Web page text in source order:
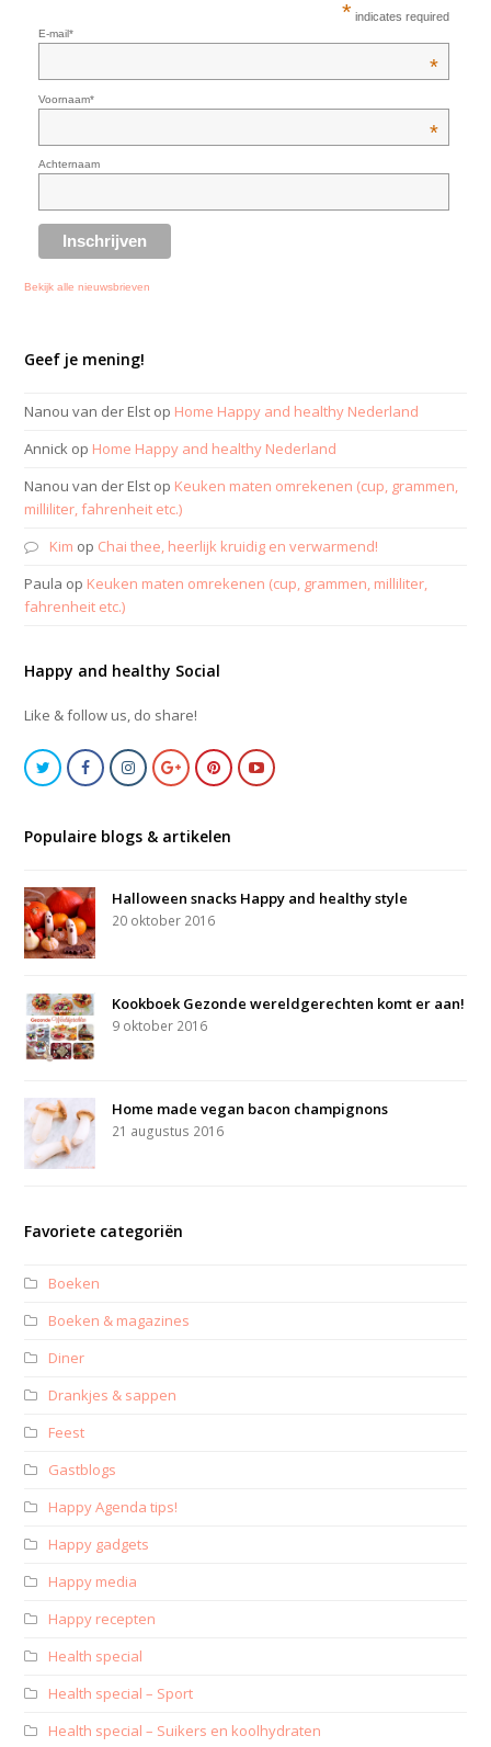
* indicates required
E-mail*
*
Voornaam*
*
Achternaam
Bekijk alle nieuwsbrieven
Geef je mening!
Nanou van der Elst op Home Happy and healthy Nederland
Annick op Home Happy and healthy Nederland
Nanou van der Elst op Keuken maten omrekenen (cup, grammen,
milliliter, fahrenheit etc.)
Kim op Chai thee, heerlijk kruidig en verwarmend!
Paula op Keuken maten omrekenen (cup, grammen, milliliter,
fahrenheit etc.)
Happy and healthy Social
Like & follow us, do share!
Populaire blogs & artikelen
Halloween snacks Happy and healthy style
20 oktober 2016
Kookboek Gezonde wereldgerechten komt er aan!
9 oktober 2016
Home made vegan bacon champignons
21 augustus 2016
Favoriete categoriën
Boeken
Boeken & magazines
Diner
Drankjes & sappen
Feest
Gastblogs
Happy Agenda tips!
Happy gadgets
Happy media
Happy recepten
Health special
Health special – Sport
Health special – Suikers en koolhydraten